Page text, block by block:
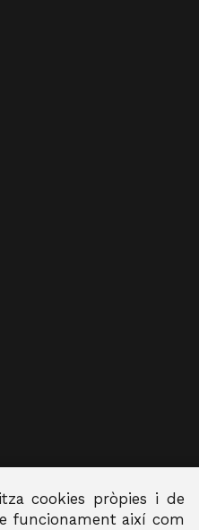
cookies pròpies i de
funcionament així com